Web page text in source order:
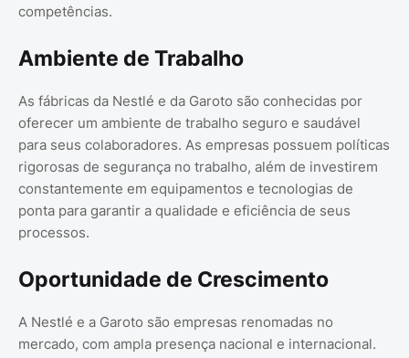
competências.
Ambiente de Trabalho
As fábricas da Nestlé e da Garoto são conhecidas por
oferecer um ambiente de trabalho seguro e saudável
para seus colaboradores. As empresas possuem políticas
rigorosas de segurança no trabalho, além de investirem
constantemente em equipamentos e tecnologias de
ponta para garantir a qualidade e eficiência de seus
processos.
Oportunidade de Crescimento
A Nestlé e a Garoto são empresas renomadas no
mercado, com ampla presença nacional e internacional.